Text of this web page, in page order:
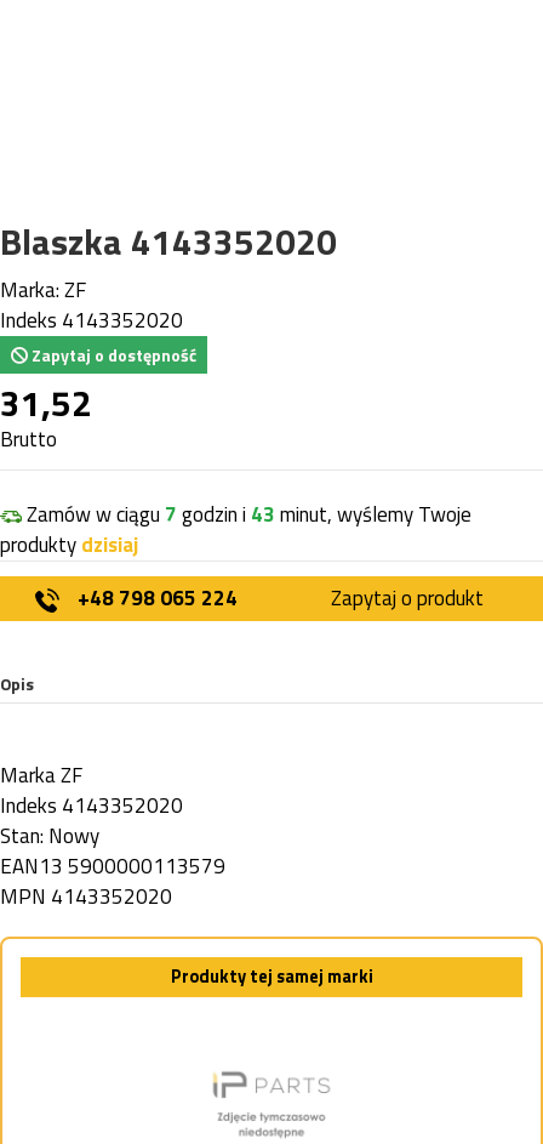
Blaszka 4143352020
Marka:ZF
Indeks 4143352020
Zapytaj o dostępność
31,52
Brutto
Zamów w ciągu 7godzin i 43minut, wyślemy Twoje
produktydzisiaj
+48 798 065 224
Zapytaj o produkt
Opis
MarkaZF
Indeks 4143352020
Stan: Nowy
EAN13 5900000113579
MPN 4143352020
Produkty tej samej marki